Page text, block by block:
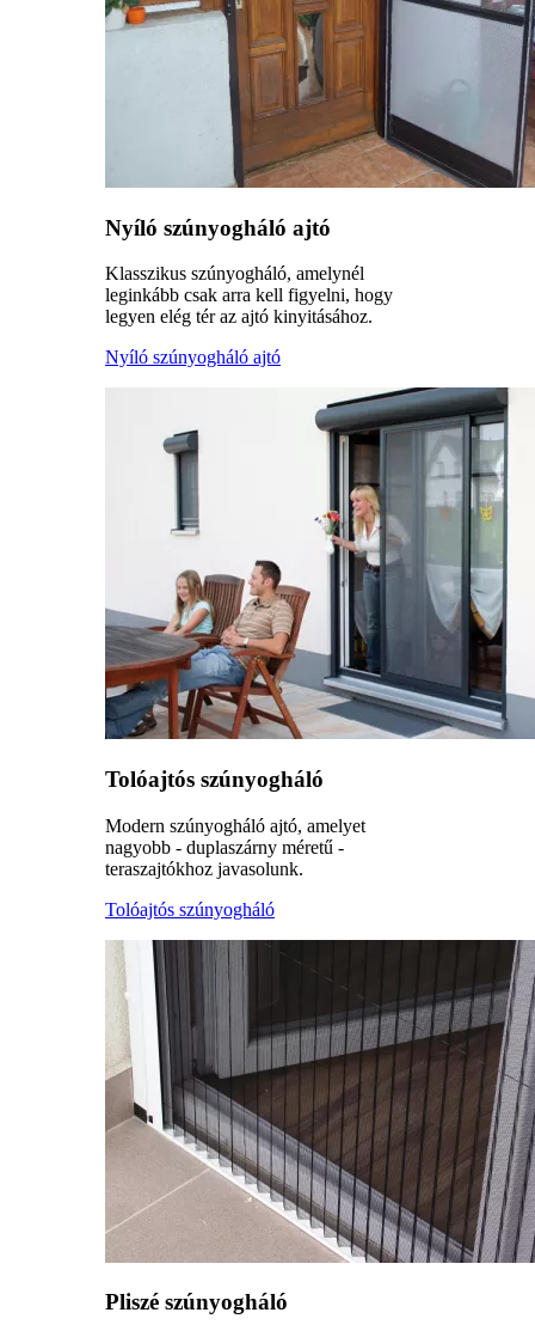
Nyíló szúnyogháló ajtó
Klasszikus szúnyogháló, amelynél
leginkább csak arra kell figyelni, hogy
legyen elég tér az ajtó kinyitásához.
Nyíló szúnyogháló ajtó
Tolóajtós szúnyogháló
Modern szúnyogháló ajtó, amelyet
nagyobb - duplaszárny méretű -
teraszajtókhoz javasolunk.
Tolóajtós szúnyogháló
Pliszé szúnyogháló